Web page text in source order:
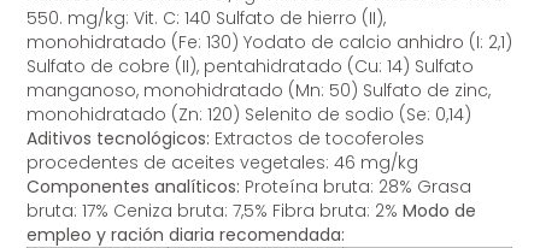
550. mg/kg: Vit. C: 140 Sulfato de hierro (II),
monohidratado (Fe: 130) Yodato de calcio anhidro (I: 2,1)
Sulfato de cobre (II), pentahidratado (Cu: 14) Sulfato
manganoso, monohidratado (Mn: 50) Sulfato de zinc,
monohidratado (Zn: 120) Selenito de sodio (Se: 0,14)
Aditivos tecnológicos:
procedentes de aceites vegetales: 46 mg/kg
Componentes analíticos:
bruta: 17% Ceniza bruta: 7,5% Fibra bruta: 2%Modo de
empleo y ración diaria recomendada: